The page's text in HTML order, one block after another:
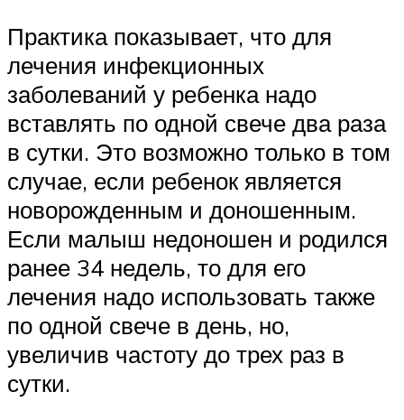
Практика показывает, что для
лечения инфекционных
заболеваний у ребенка надо
вставлять по одной свече два раза
в сутки. Это возможно только в том
случае, если ребенок является
новорожденным и доношенным.
Если малыш недоношен и родился
ранее 34 недель, то для его
лечения надо использовать также
по одной свече в день, но,
увеличив частоту до трех раз в
сутки.